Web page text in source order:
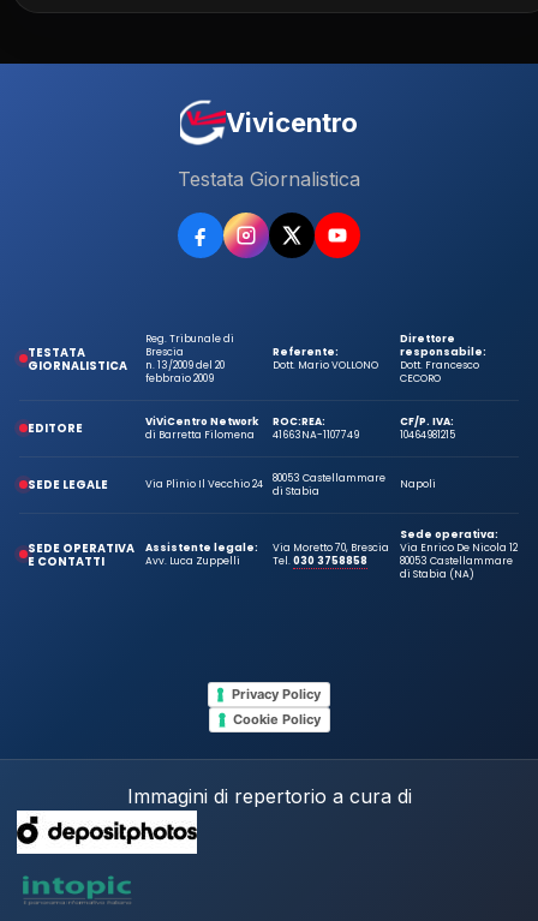
Vivicentro
Testata Giornalistica
TESTATA
GIORNALISTICA
Reg. Tribunale di
Brescia
n. 13/2009 del 20
febbraio 2009
Referente:
Dott. Mario VOLLONO
Direttore
responsabile:
Dott. Francesco
CECORO
EDITORE
ViViCentro Network
di Barretta Filomena
ROC:
41663
REA:
NA-1107749
CF/P. IVA:
10464981215
SEDE LEGALE Via Plinio Il Vecchio 24
80053 Castellammare
di Stabia
Napoli
SEDE OPERATIVA
E CONTATTI
Assistente legale:
Avv. Luca Zuppelli
Via Moretto 70, Brescia
Tel.030 3758858
Sede operativa:
Via Enrico De Nicola 12
80053 Castellammare
di Stabia (NA)
Privacy Policy
Cookie Policy
Immagini di repertorio a cura di